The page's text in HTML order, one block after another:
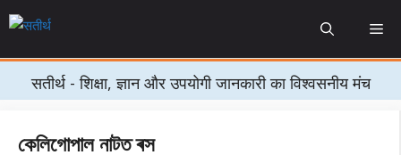
Skip
to
content
सतीर्थ - शिक्षा, ज्ञान और उपयोगी जानकारी का विश्वसनीय मंच
কেলিগোপাল নাটতৰস